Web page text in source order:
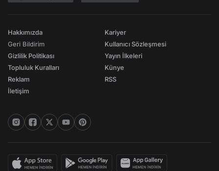
Hakkımızda
Geri Bildirim
Gizlilik Politikası
Topluluk Kuralları
Reklam
İletişim
Kariyer
Kullanıcı Sözleşmesi
Yayın İlkeleri
Künye
RSS